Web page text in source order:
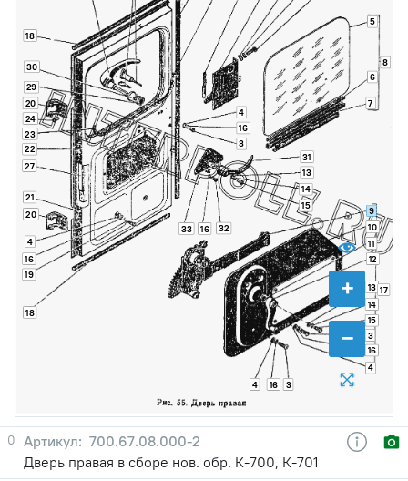
+
−
3
3
3
4
4
4
4
5
6
7
8
9
10
11
12
13
13
14
14
15
15
16
16
16
16
16
17
18
18
19
20
20
21
22
23
24
27
29
30
31
32
33
0
700.67.08.000-2
Дверь правая в сборе нов. обр. К-700, К-701